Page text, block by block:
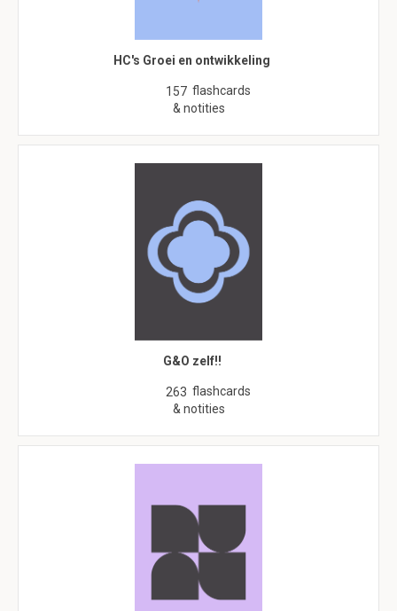
HC's Groei en ontwikkeling
157 flashcards
& notities
G&O zelf!!
263 flashcards
& notities